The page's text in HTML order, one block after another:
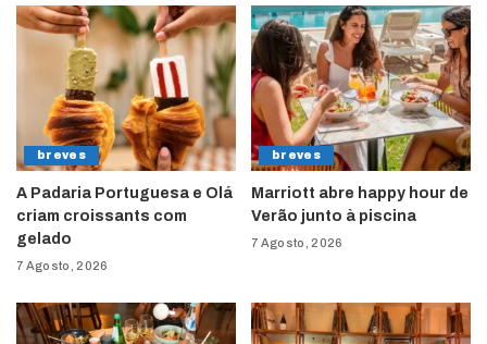
breves
A Padaria Portuguesa e Olá
criam croissants com
gelado
7 Agosto, 2026
breves
Marriott abre happy hour de
Verão junto à piscina
7 Agosto, 2026